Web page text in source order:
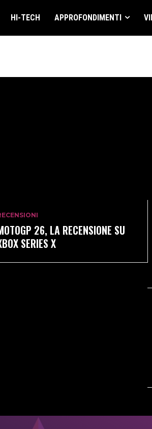
HI-TECH APPROFONDIMENTI
26, LA RECENSIONE SU
SERIES X